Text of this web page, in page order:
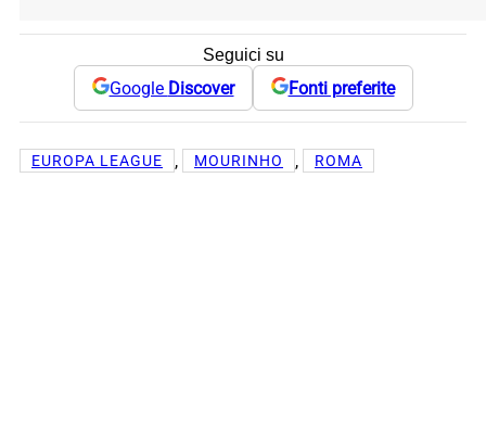
Seguici su
Google Discover Fonti preferite
EUROPA LEAGUE , MOURINHO , ROMA